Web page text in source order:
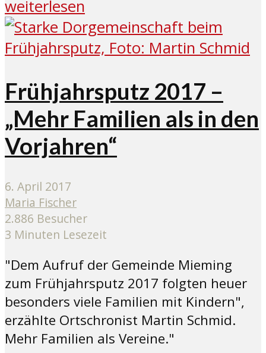
weiterlesen
Frühjahrsputz 2017 –
„Mehr Familien als in den
Vorjahren“
6. April 2017
Maria Fischer
2.886 Besucher
3 Minuten Lesezeit
"Dem Aufruf der Gemeinde Mieming
zum Frühjahrsputz 2017 folgten heuer
besonders viele Familien mit Kindern",
erzählte Ortschronist Martin Schmid.
Mehr Familien als Vereine."